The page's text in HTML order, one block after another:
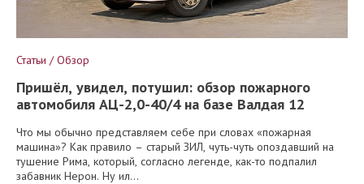
Статьи / Обзор
Пришёл, увидел, потушил: обзор пожарного
автомобиля АЦ-2,0-40/4 на базе Валдая 12
Что мы обычно представляем себе при словах «пожарная
машина»? Как правило – старый ЗИЛ, чуть-чуть опоздавший на
тушение Рима, который, согласно легенде, как-то подпалил
забавник Нерон. Ну ил...